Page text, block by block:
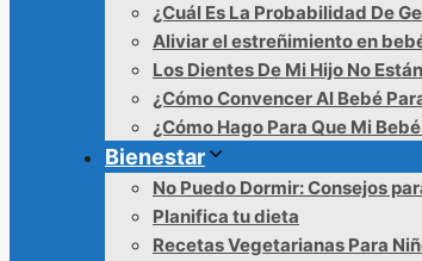
¿Cuál Es La Probabilidad De
Aliviar el estreñimiento en
Los Dientes De Mi Hijo No
¿Cómo Convencer Al Bebé
¿Cómo Hago Para Que Mi
Bienestar
No Puedo Dormir: Consejos
Planifica tu dieta
Recetas Vegetarianas Para